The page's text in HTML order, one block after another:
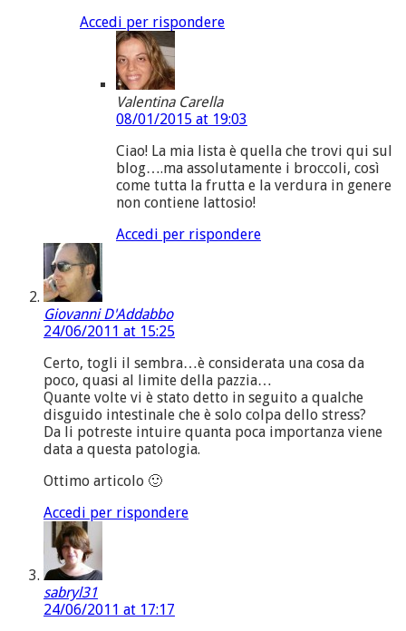
Accedi per rispondere
Valentina Carella
08/01/2015 at 19:03
Ciao! La mia lista è quella che trovi qui sul
blog….ma assolutamente i broccoli, così
come tutta la frutta e la verdura in genere
non contiene lattosio!
Accedi per rispondere
Giovanni D'Addabbo
24/06/2011 at 15:25
Certo, togli il sembra…è considerata una cosa da
poco, quasi al limite della pazzia…
Quante volte vi è stato detto in seguito a qualche
disguido intestinale che è solo colpa dello stress?
Da li potreste intuire quanta poca importanza viene
data a questa patologia.
Ottimo articolo 🙂
Accedi per rispondere
sabryl31
24/06/2011 at 17:17